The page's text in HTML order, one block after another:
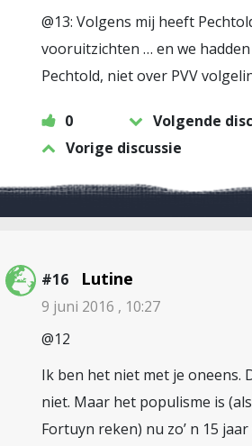
@13: Volgens mij heeft
vooruitzichten … en we
Pechtold, niet over PVV
0
Volgende
Vorige discussie
#16 Lutine
9 juni 2016 , 10:27
@12
Ik ben het niet met je oneens.
niet. Maar het populisme is
Fortuyn reken) nu zo’ n 15 jaar